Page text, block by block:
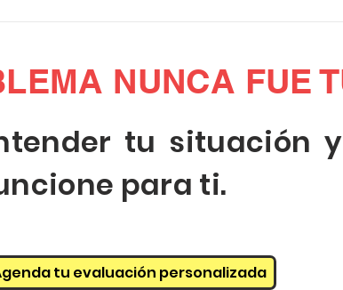
NUNCA FUE
tu situación
para ti.
tu evaluación personalizada